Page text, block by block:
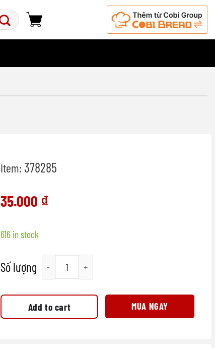
Item: 378285
35.000 ₫
616 in stock
Nắp TP melamine quantity
Add to cart MUA NGAY